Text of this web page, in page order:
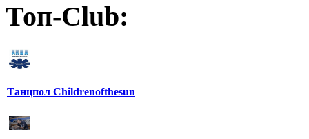
Топ-Club:
Танцпол Childrenofthesun